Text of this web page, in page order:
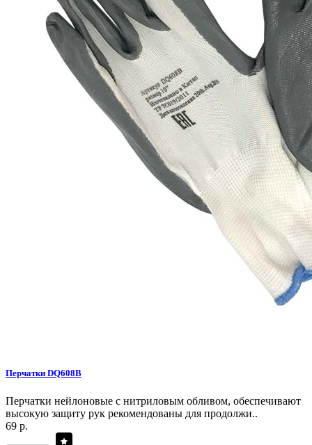
Перчатки DQ608B
Перчатки нейлоновые с нитриловым обливом, обеспечивают
высокую защиту рук рекомендованы для продолжи..
69 р.